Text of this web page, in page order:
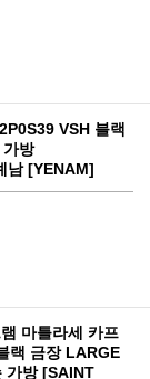
VSH 블랙
가방
남 [YENAM]
마틀라세 카프
랙 금장 LARGE
가방 [SAINT